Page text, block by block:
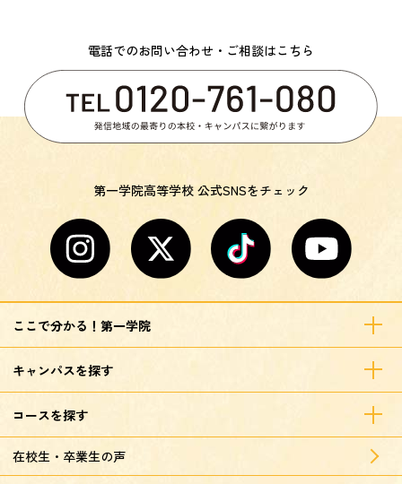
電話でのお問い合わせ・ご相談はこちら
第一学院高等学校 公式SNSをチェック
ここで分かる！第一学院
キャンパスを探す
コースを探す
在校生・卒業生の声